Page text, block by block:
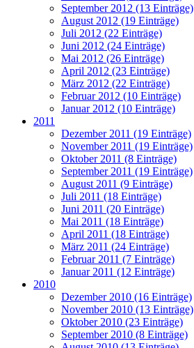
September 2012 (13 Einträge)
August 2012 (19 Einträge)
Juli 2012 (22 Einträge)
Juni 2012 (24 Einträge)
Mai 2012 (26 Einträge)
April 2012 (23 Einträge)
März 2012 (22 Einträge)
Februar 2012 (10 Einträge)
Januar 2012 (10 Einträge)
2011
Dezember 2011 (19 Einträge)
November 2011 (19 Einträge)
Oktober 2011 (8 Einträge)
September 2011 (19 Einträge)
August 2011 (9 Einträge)
Juli 2011 (18 Einträge)
Juni 2011 (20 Einträge)
Mai 2011 (18 Einträge)
April 2011 (18 Einträge)
März 2011 (24 Einträge)
Februar 2011 (7 Einträge)
Januar 2011 (12 Einträge)
2010
Dezember 2010 (16 Einträge)
November 2010 (13 Einträge)
Oktober 2010 (23 Einträge)
September 2010 (8 Einträge)